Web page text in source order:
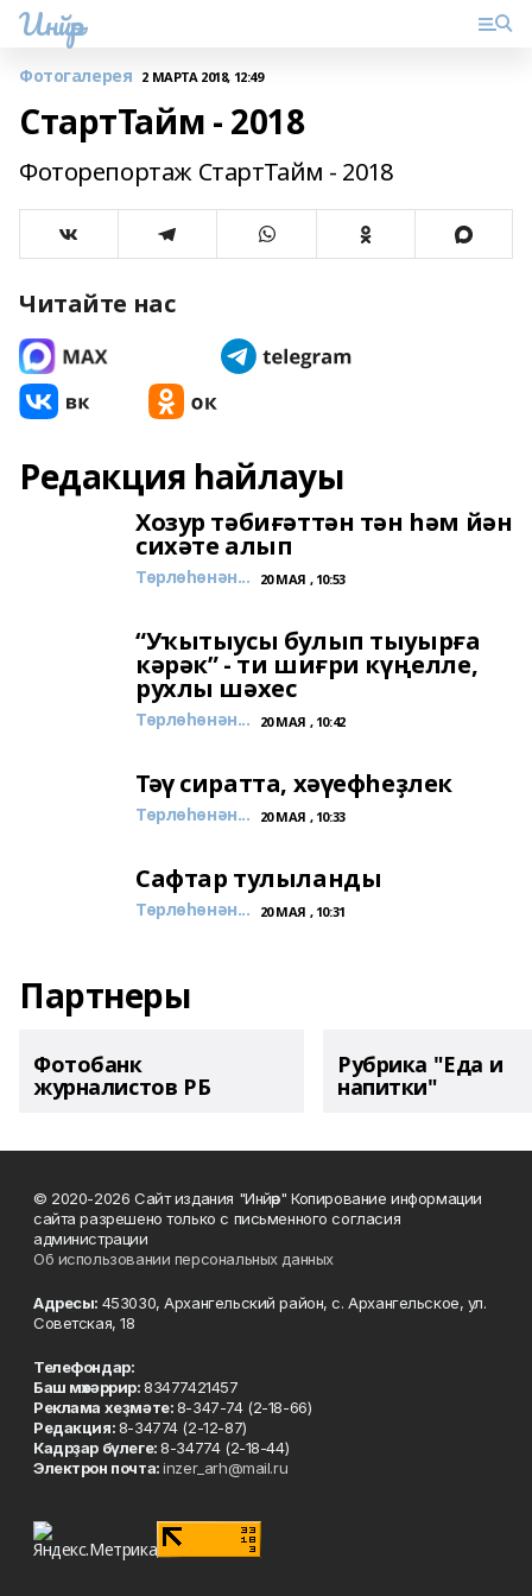
Инйәр
Фотогалерея 2 МАРТА 2018, 12:49
СтартТайм - 2018
Фоторепортаж СтартТайм - 2018
Читайте нас
Редакция һайлауы
Хозур тәбиғәттән тән һәм йән
сихәте алып
Төрлөһөнән... 20 МАЯ , 10:53
“Уҡытыусы булып тыуырға
кәрәк” - ти шиғри күңелле,
рухлы шәхес
Төрлөһөнән... 20 МАЯ , 10:42
Тәү сиратта, хәүефһеҙлек
Төрлөһөнән... 20 МАЯ , 10:33
Сафтар тулыланды
Төрлөһөнән... 20 МАЯ , 10:31
Партнеры
Фотобанк
журналистов РБ
Рубрика "Еда и
напитки"
© 2020-2026 Сайт издания "Инйәр" Копирование информации
сайта разрешено только с письменного согласия
администрации
Об использовании персональных данных
Адресы: 453030, Архангельский район, с. Архангельское, ул.
Советская, 18
Телефондар:
Баш мөхәррир:83477421457
Реклама хеҙмәте:8-347-74 (2-18-66)
Редакция:8-34774 (2-12-87)
Кадрҙар бүлеге:8-34774 (2-18-44)
Электрон почта:inzer_arh@mail.ru